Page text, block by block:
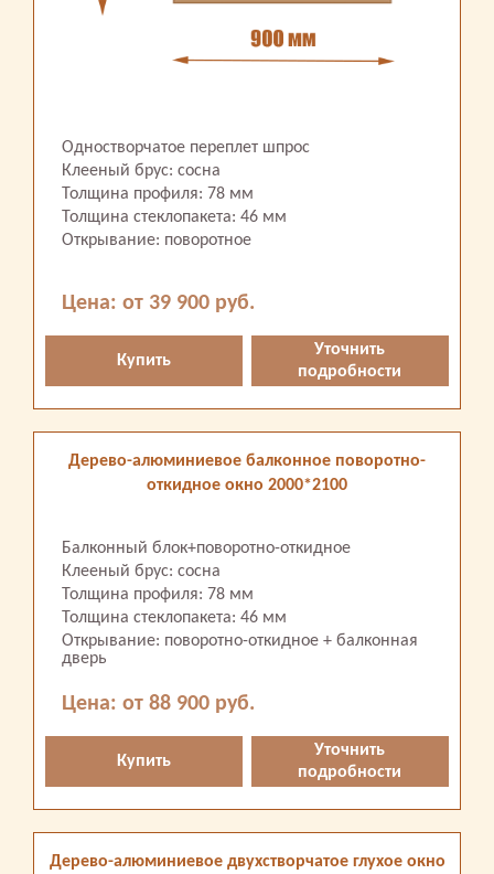
Одностворчатое переплет шпрос
Клееный брус: сосна
Толщина профиля: 78 мм
Толщина стеклопакета: 46 мм
Открывание: поворотное
Цена: от 39 900 руб.
Купить
Уточнить
подробности
Дерево-алюминиевое балконное поворотно-
откидное окно 2000*2100
Балконный блок+поворотно-откидное
Клееный брус: сосна
Толщина профиля: 78 мм
Толщина стеклопакета: 46 мм
Открывание: поворотно-откидное + балконная
дверь
Цена: от 88 900 руб.
Купить
Уточнить
подробности
Дерево-алюминиевое двухстворчатое глухое окно